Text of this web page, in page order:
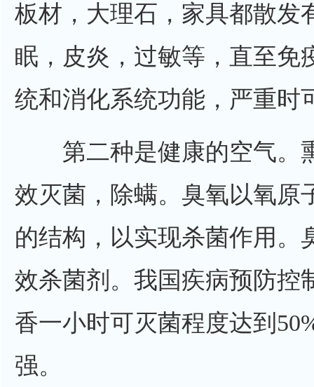
板材，大理石，家具都散发
眠，皮炎，过敏等，直至免
统和消化系统功能，严重时
第二种是健康的空气。
效灭菌，除螨。臭氧以氧原
的结构，以实现杀菌作用。
效杀菌剂。我国疾病预防控
香一小时可灭菌程度达到
强。